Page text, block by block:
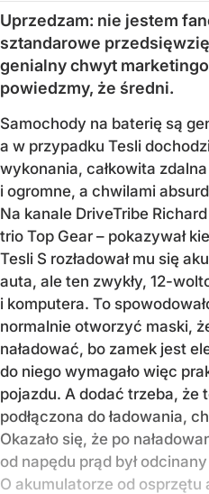
Uprzedzam: nie jestem
sztandarowe
genialny chwyt
powiedzmy, że średni.
Samochody na baterię są
a w przypadku Tesli
wykonania, całkowita
i ogromne, a chwilami
Na kanale DriveTribe
trio Top Gear – pokazywał
Tesli S rozładował mu się
auta, ale ten zwykły, 12-
i komputera. To
normalnie otworzyć maski,
naładować, bo zamek jest
do niego wymagało więc
pojazdu. A dodać trzeba, że
podłączona do ładowania,
Okazało się, że po
od napędu prąd był
O akumulatorze od osprzętu